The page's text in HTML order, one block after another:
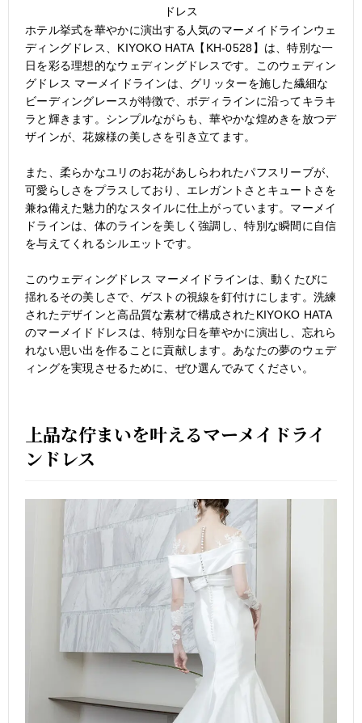
ドレス
ホテル挙式を華やかに演出する人気のマーメイドラインウェ
ディングドレス、KIYOKO HATA【KH-0528】は、特別な一
日を彩る理想的なウェディングドレスです。このウェディン
グドレス マーメイドラインは、グリッターを施した繊細な
ビーディングレースが特徴で、ボディラインに沿ってキラキ
ラと輝きます。シンプルながらも、華やかな煌めきを放つデ
ザインが、花嫁様の美しさを引き立てます。
また、柔らかなユリのお花があしらわれたパフスリーブが、
可愛らしさをプラスしており、エレガントさとキュートさを
兼ね備えた魅力的なスタイルに仕上がっています。マーメイ
ドラインは、体のラインを美しく強調し、特別な瞬間に自信
を与えてくれるシルエットです。
このウェディングドレス マーメイドラインは、動くたびに
揺れるその美しさで、ゲストの視線を釘付けにします。洗練
されたデザインと高品質な素材で構成されたKIYOKO HATA
のマーメイドドレスは、特別な日を華やかに演出し、忘れら
れない思い出を作ることに貢献します。あなたの夢のウェデ
ィングを実現させるために、ぜひ選んでみてください。
上品な佇まいを叶えるマーメイドライ
ンドレス